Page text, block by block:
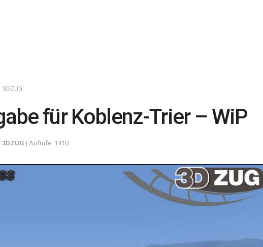
3DZUG
für Koblenz-Trier – WiP
3DZUG | Aufrufe: 1410